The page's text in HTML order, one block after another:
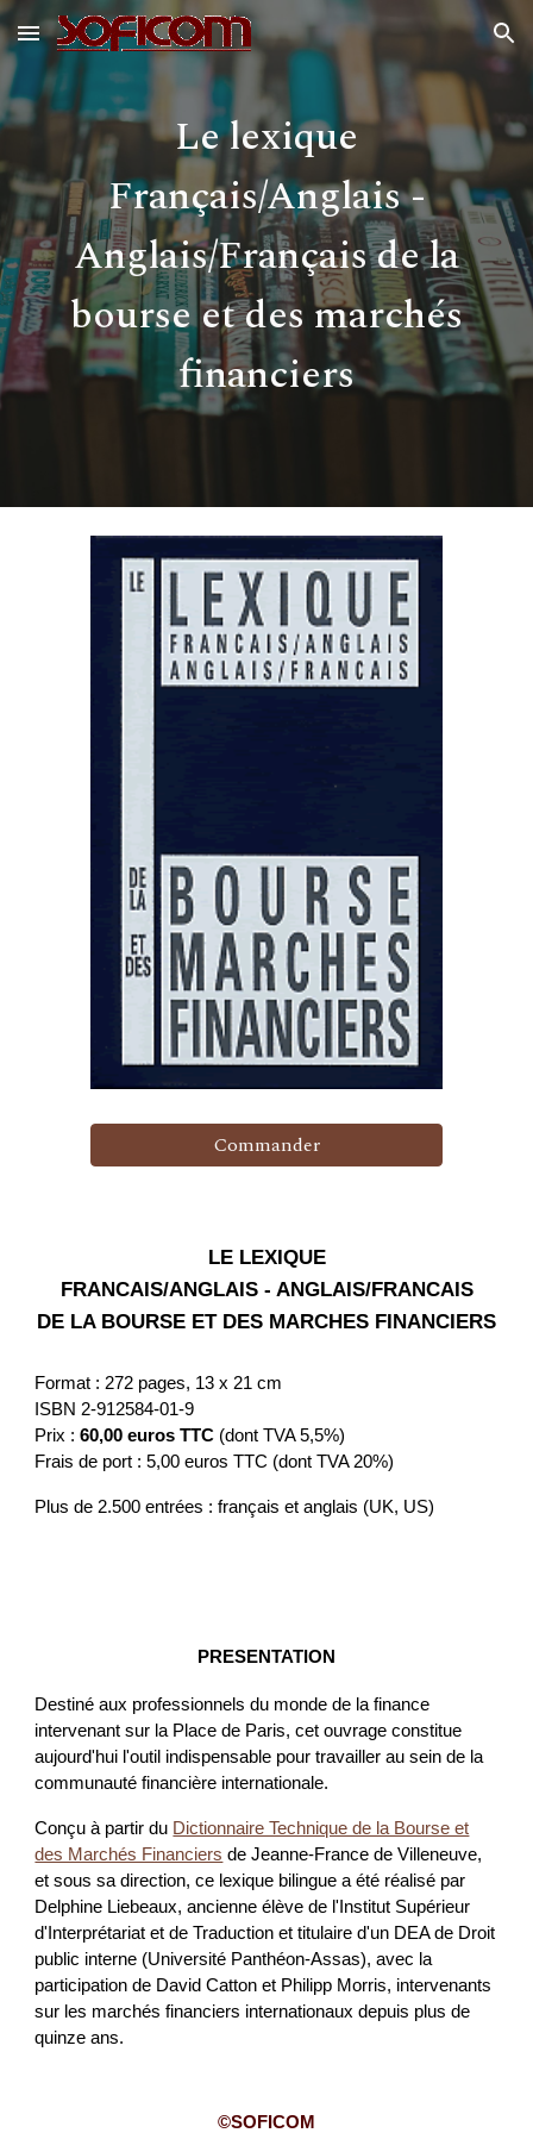
Skip to main content Skip to navigation
Le lexique
Français/Anglais -
Anglais/Français de la
bourse et des marchés
financiers
Commander
LE LEXIQUE
FRANCAIS/ANGLAIS - ANGLAIS/FRANCAIS
DE LA BOURSE ET DES MARCHES FINANCIERS
Format : 272 pages, 13 x 21 cm
ISBN 2-912584-01-9
Prix :60,00 euros TTC (dont TVA 5,5%)
Frais de port : 5,00 euros TTC (dont TVA 20%)
Plus de 2.500 entrées : français et anglais (UK, US)
PRESENTATION
Destiné aux professionnels du monde de la finance
intervenant sur la Place de Paris, cet ouvrage constitue
aujourd'hui l'outil indispensable pour travailler au sein de la
communauté financière internationale.
Conçu à partir du Dictionnaire Technique de la Bourse et
des Marchés Financiers de Jeanne-France de Villeneuve,
et sous sa direction, ce lexique bilingue a été réalisé par
Delphine Liebeaux, ancienne élève de l'Institut Supérieur
d'Interprétariat et de Traduction et titulaire d'un DEA de Droit
public interne (Université Panthéon-Assas), avec la
participation de David Catton et Philipp Morris, intervenants
sur les marchés financiers internationaux depuis plus de
quinze ans.
©SOFICOM